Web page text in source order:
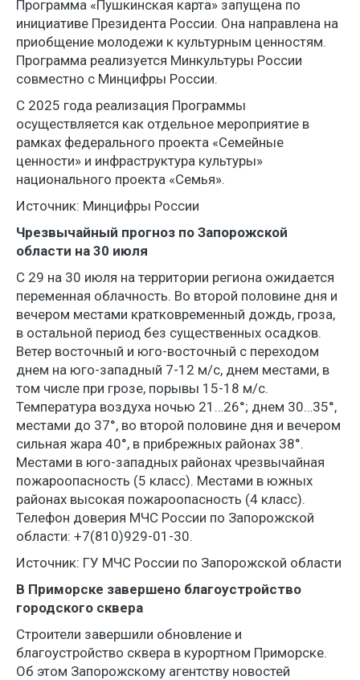
Программа «Пушкинская карта» запущена по
инициативе Президента России. Она направлена на
приобщение молодежи к культурным ценностям.
Программа реализуется Минкультуры России
совместно с Минцифры России.
С 2025 года реализация Программы
осуществляется как отдельное мероприятие в
рамках федерального проекта «Семейные
ценности» и инфраструктура культуры»
национального проекта «Семья».
Источник: Минцифры России
Чрезвычайный прогноз по Запорожской
области на 30 июля
С 29 на 30 июля на территории региона ожидается
переменная облачность. Во второй половине дня и
вечером местами кратковременный дождь, гроза,
в остальной период без существенных осадков.
Ветер восточный и юго-восточный с переходом
днем на юго-западный 7-12 м/с, днем местами, в
том числе при грозе, порывы 15-18 м/с.
Температура воздуха ночью 21…26°; днем 30…35°,
местами до 37°, во второй половине дня и вечером
сильная жара 40°, в прибрежных районах 38°.
Местами в юго-западных районах чрезвычайная
пожароопасность (5 класс). Местами в южных
районах высокая пожароопасность (4 класс).
Телефон доверия МЧС России по Запорожской
области: +7(810)929-01-30.
Источник: ГУ МЧС России по Запорожской области
В Приморске завершено благоустройство
городского сквера
Строители завершили обновление и
благоустройство сквера в курортном Приморске.
Об этом Запорожскому агентству новостей